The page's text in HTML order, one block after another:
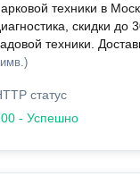
техники в
скидки до
техники.
статус
- Успешно